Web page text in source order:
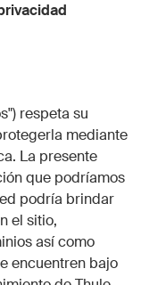
respeta su
mediante
La presente
que podríamos
podría brindar
el sitio,
así como
encuentren bajo